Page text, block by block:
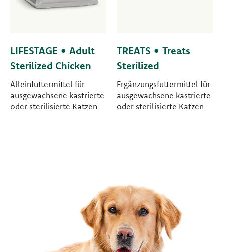
LIFESTAGE • Adult
Sterilized Chicken
Alleinfuttermittel für
ausgewachsene kastrierte
oder sterilisierte Katzen
TREATS • Treats
Sterilized
Ergänzungsfuttermittel für
ausgewachsene kastrierte
oder sterilisierte Katzen